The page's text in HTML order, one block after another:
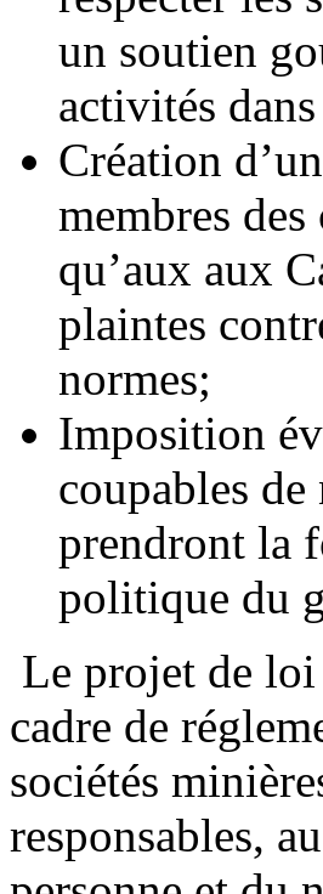
un soutien
activités
Création
membres
qu’aux aux
plaintes
normes;
Imposition
coupables de
prendront la
politique du
Le projet de loi
cadre de
sociétés
responsables,